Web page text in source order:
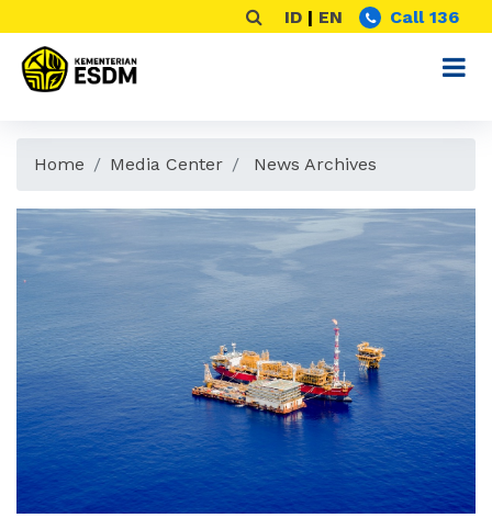
ID | EN Call 136
Home Media Center News Archives